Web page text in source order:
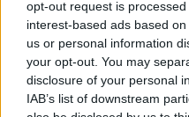
opt-out request is
interest-based ads based
us or personal information
your opt-out. You may
disclosure of your personal
IAB’s list of downstream